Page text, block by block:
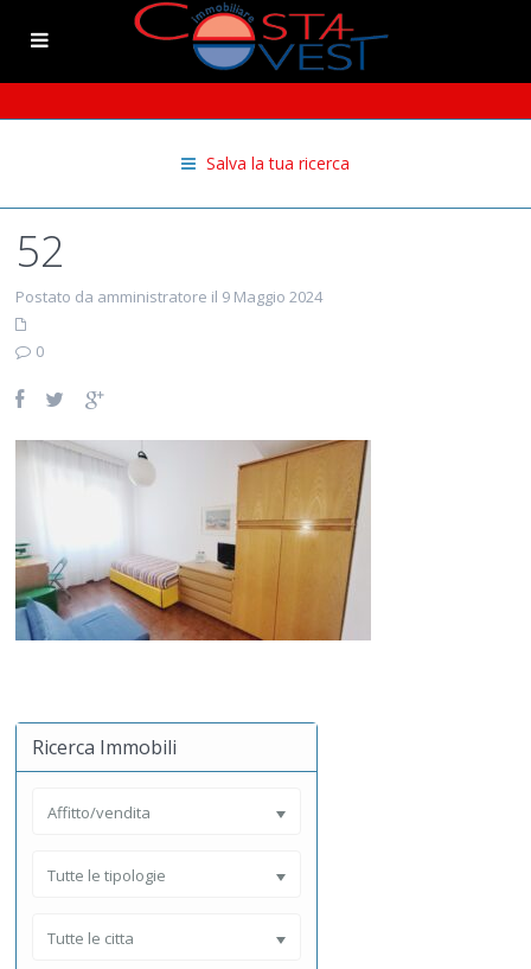
Salva la tua ricerca
52
Postato da amministratore il 9 Maggio 2024
0
Ricerca Immobili
Affitto/vendita
Tutte le tipologie
Tutte le citta